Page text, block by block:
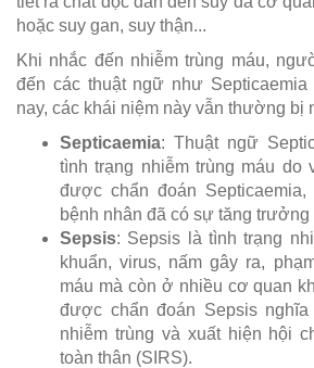
hoặc suy gan, suy thận...
Khi nhắc đến nhiễm trùng máu,
đến các thuật ngữ như
nay, các khái niệm này vẫn thường bị
Septicaemia: Thuật ngữ
tình trạng nhiễm trùng máu do
được chẩn đoán
bệnh nhân đã có sự tăng trưởng
Sepsis: Sepsis là tình trạng
khuẩn, virus, nấm gây ra,
máu mà còn ở nhiều cơ quan
được chẩn đoán Sepsis
nhiễm trùng và xuất hiện hội
toàn thân (SIRS).